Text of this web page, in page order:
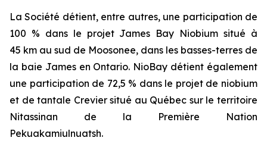
La Société détient, entre autres, une participation de
100 % dans le projet James Bay Niobium situé à
45 km au sud de Moosonee, dans les basses-terres de
la baie James en Ontario. NioBay détient également
une participation de 72,5 % dans le projet de niobium
et de tantale Crevier situé au Québec sur le territoire
Nitassinan de la Première Nation
Pekuakamiulnuatsh.